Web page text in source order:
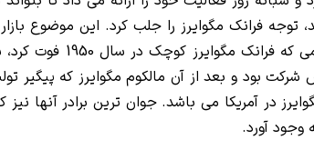
فرانک مگوایرز را جلب کرد. این موضوع
محصولات مراقبت
بود و بعد از آن مالکوم مگوایرز که
در آمریکا می باشد. جوان ترین برادر
آورد.